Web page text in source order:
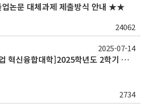
논문 대체과제 제출방식 안내 ★★
24062
[공지] [에너지신산업 혁신융합대학]2025학년도 2학기 정규 교류 수학 안내(한양대, ~7/25 오전)
2734
2025-07-14